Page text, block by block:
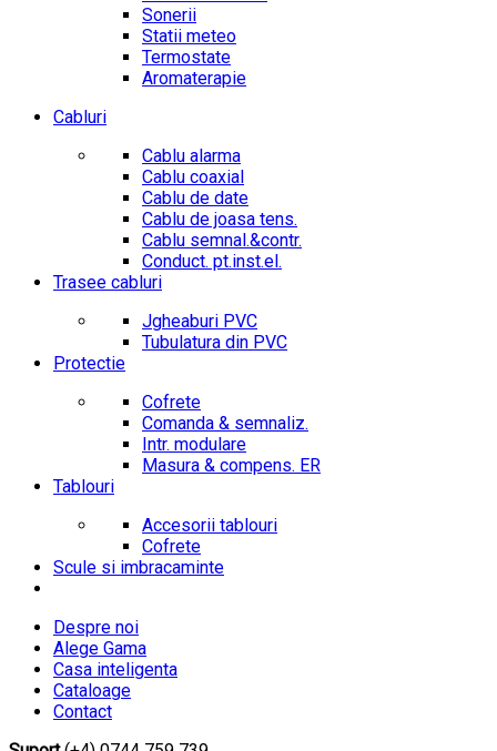
Sonerii
Statii meteo
Termostate
Aromaterapie
Cabluri
Cablu alarma
Cablu coaxial
Cablu de date
Cablu de joasa tens.
Cablu semnal.&contr.
Conduct. pt.inst.el.
Trasee cabluri
Jgheaburi PVC
Tubulatura din PVC
Protectie
Cofrete
Comanda & semnaliz.
Intr. modulare
Masura & compens. ER
Tablouri
Accesorii tablouri
Cofrete
Scule si imbracaminte
Despre noi
Alege Gama
Casa inteligenta
Cataloage
Contact